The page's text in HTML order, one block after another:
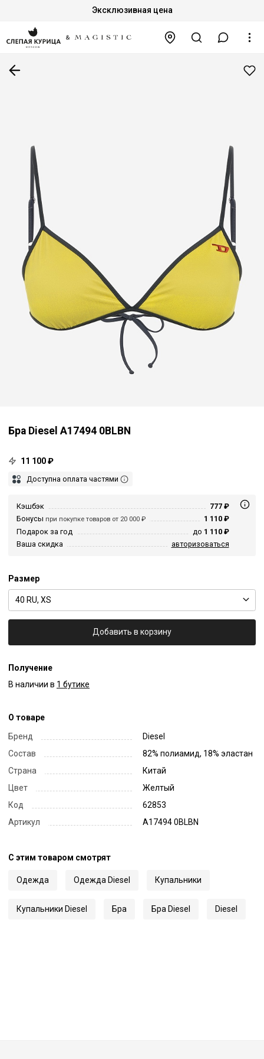
Эксклюзивная цена
Бра Diesel A17494 0BLBN
11 100 ₽
Доступна оплата частями
Кэшбэк
777 ₽
Бонусы при покупке товаров от 20 000 ₽
1 110 ₽
Подарок за год
до 1 110 ₽
Ваша скидка
авторизоваться
Размер
40 RU, XS
Добавить в корзину
Получение
В наличии в 1 бутике
О товаре
Бренд
Diesel
Состав
82% полиамид, 18% эластан
Страна
Китай
Цвет
Желтый
Код
62853
Артикул
A17494 0BLBN
С этим товаром смотрят
Одежда Одежда Diesel Купальники
Купальники Diesel Бра Бра Diesel Diesel